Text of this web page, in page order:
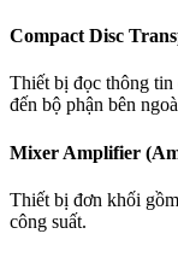
Compact Disc
Thiết bị đọc thông tin
đến bộ phận bên
Mixer Amplifier
Thiết bị đơn khối
công suất.